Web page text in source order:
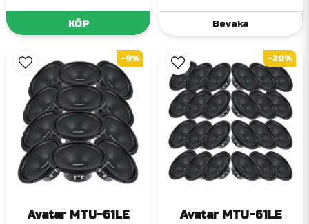
KÖP Bevaka
Avatar MTU-61LE
-9%
Avatar MTU-61LE
-20%